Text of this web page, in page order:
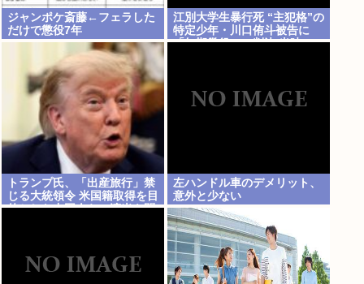
ジャンポケ斎藤←フェラした
だけで懲役7年
江別大学生暴行死 “主犯格”の
特定少年・川口侑斗被告に
「無期懲役」の判決 当時17
トランプ氏、「出産旅行」禁
じる大統領令 米国籍取得を目
的とした中国人らの渡米を問
左ハンドル車のデメリット、
意外と少ない